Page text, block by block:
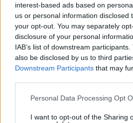
interest-based ads based on
us or personal information disclosed
your opt-out. You may separately
disclosure of your personal
IAB’s list of downstream
also be disclosed by us to third
Downstream Participants that may
Please note that this website/app
not limited to your visit or usage
Personal Data Processing Opt
I want to opt-out of the Sharing
ΡΟΗ ΕΙΔΗΣΕΩΝ
Ειδήσεις Δημοφιλή
Μεγάλη φωτιά στο όρος Μπρόμο:
πάρκο στην Ινδονησία
πριν 16 λεπτά
Το μενού της ημέρας - Τι τρώμε